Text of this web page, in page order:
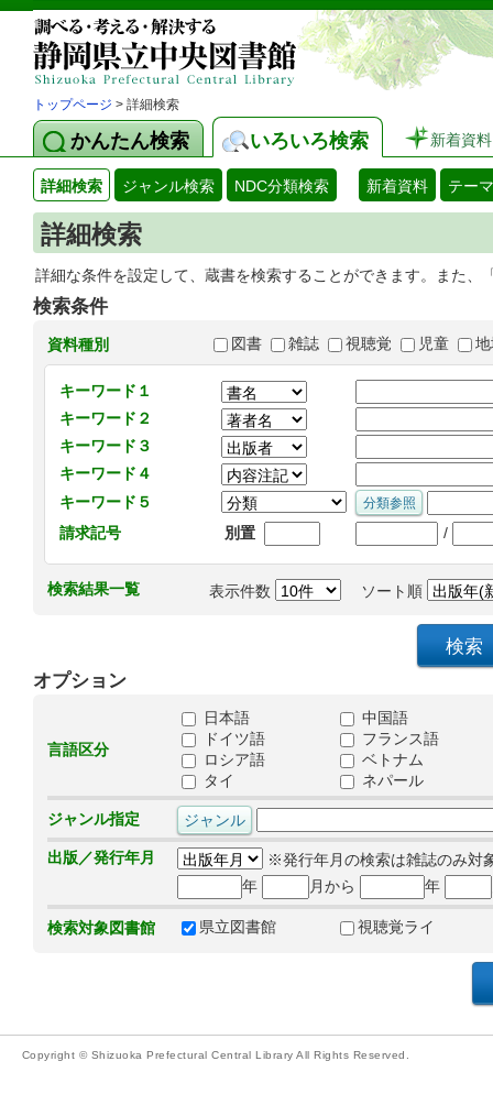
トップページ > 詳細検索
かんたん検索 いろいろ検索 新着資料
詳細検索 ジャンル検索 NDC分類検索 新着資料 テー
詳細検索
詳細な条件を設定して、蔵書を検索することができます。また
検索条件
資料種別 図書 雑誌 視聴覚 児童
キーワード１
キーワード２
キーワード３
キーワード４
キーワード５
請求記号
別置 /
検索結果一覧 表示件数 ソート順
オプション
言語区分
日本語
中国語
ドイツ語
フランス語
ロシア語
ベトナム
タイ
ネパール
ジャンル指定
出版／発行年月
※発行年月の検索は雑誌のみ対
年
月から 年
検索対象図書館 県立図書館 視聴覚ライ
Copyright © Shizuoka Prefectural Central Library All Rights Reserved.